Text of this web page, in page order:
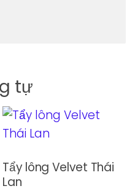
tự
Tẩy lông Velvet Thái
Lan